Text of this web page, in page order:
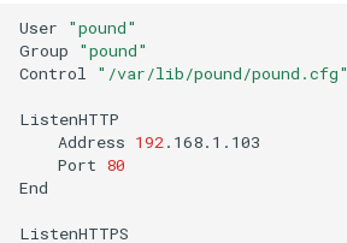
User
"pound"
Group
"pound"
Control
"/var/lib/pound/pound.cfg"
Address 192
Port 80
End